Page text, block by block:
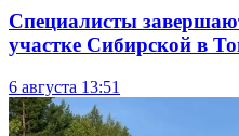
Специалисты
участке Сибирской в
6 августа 13:51